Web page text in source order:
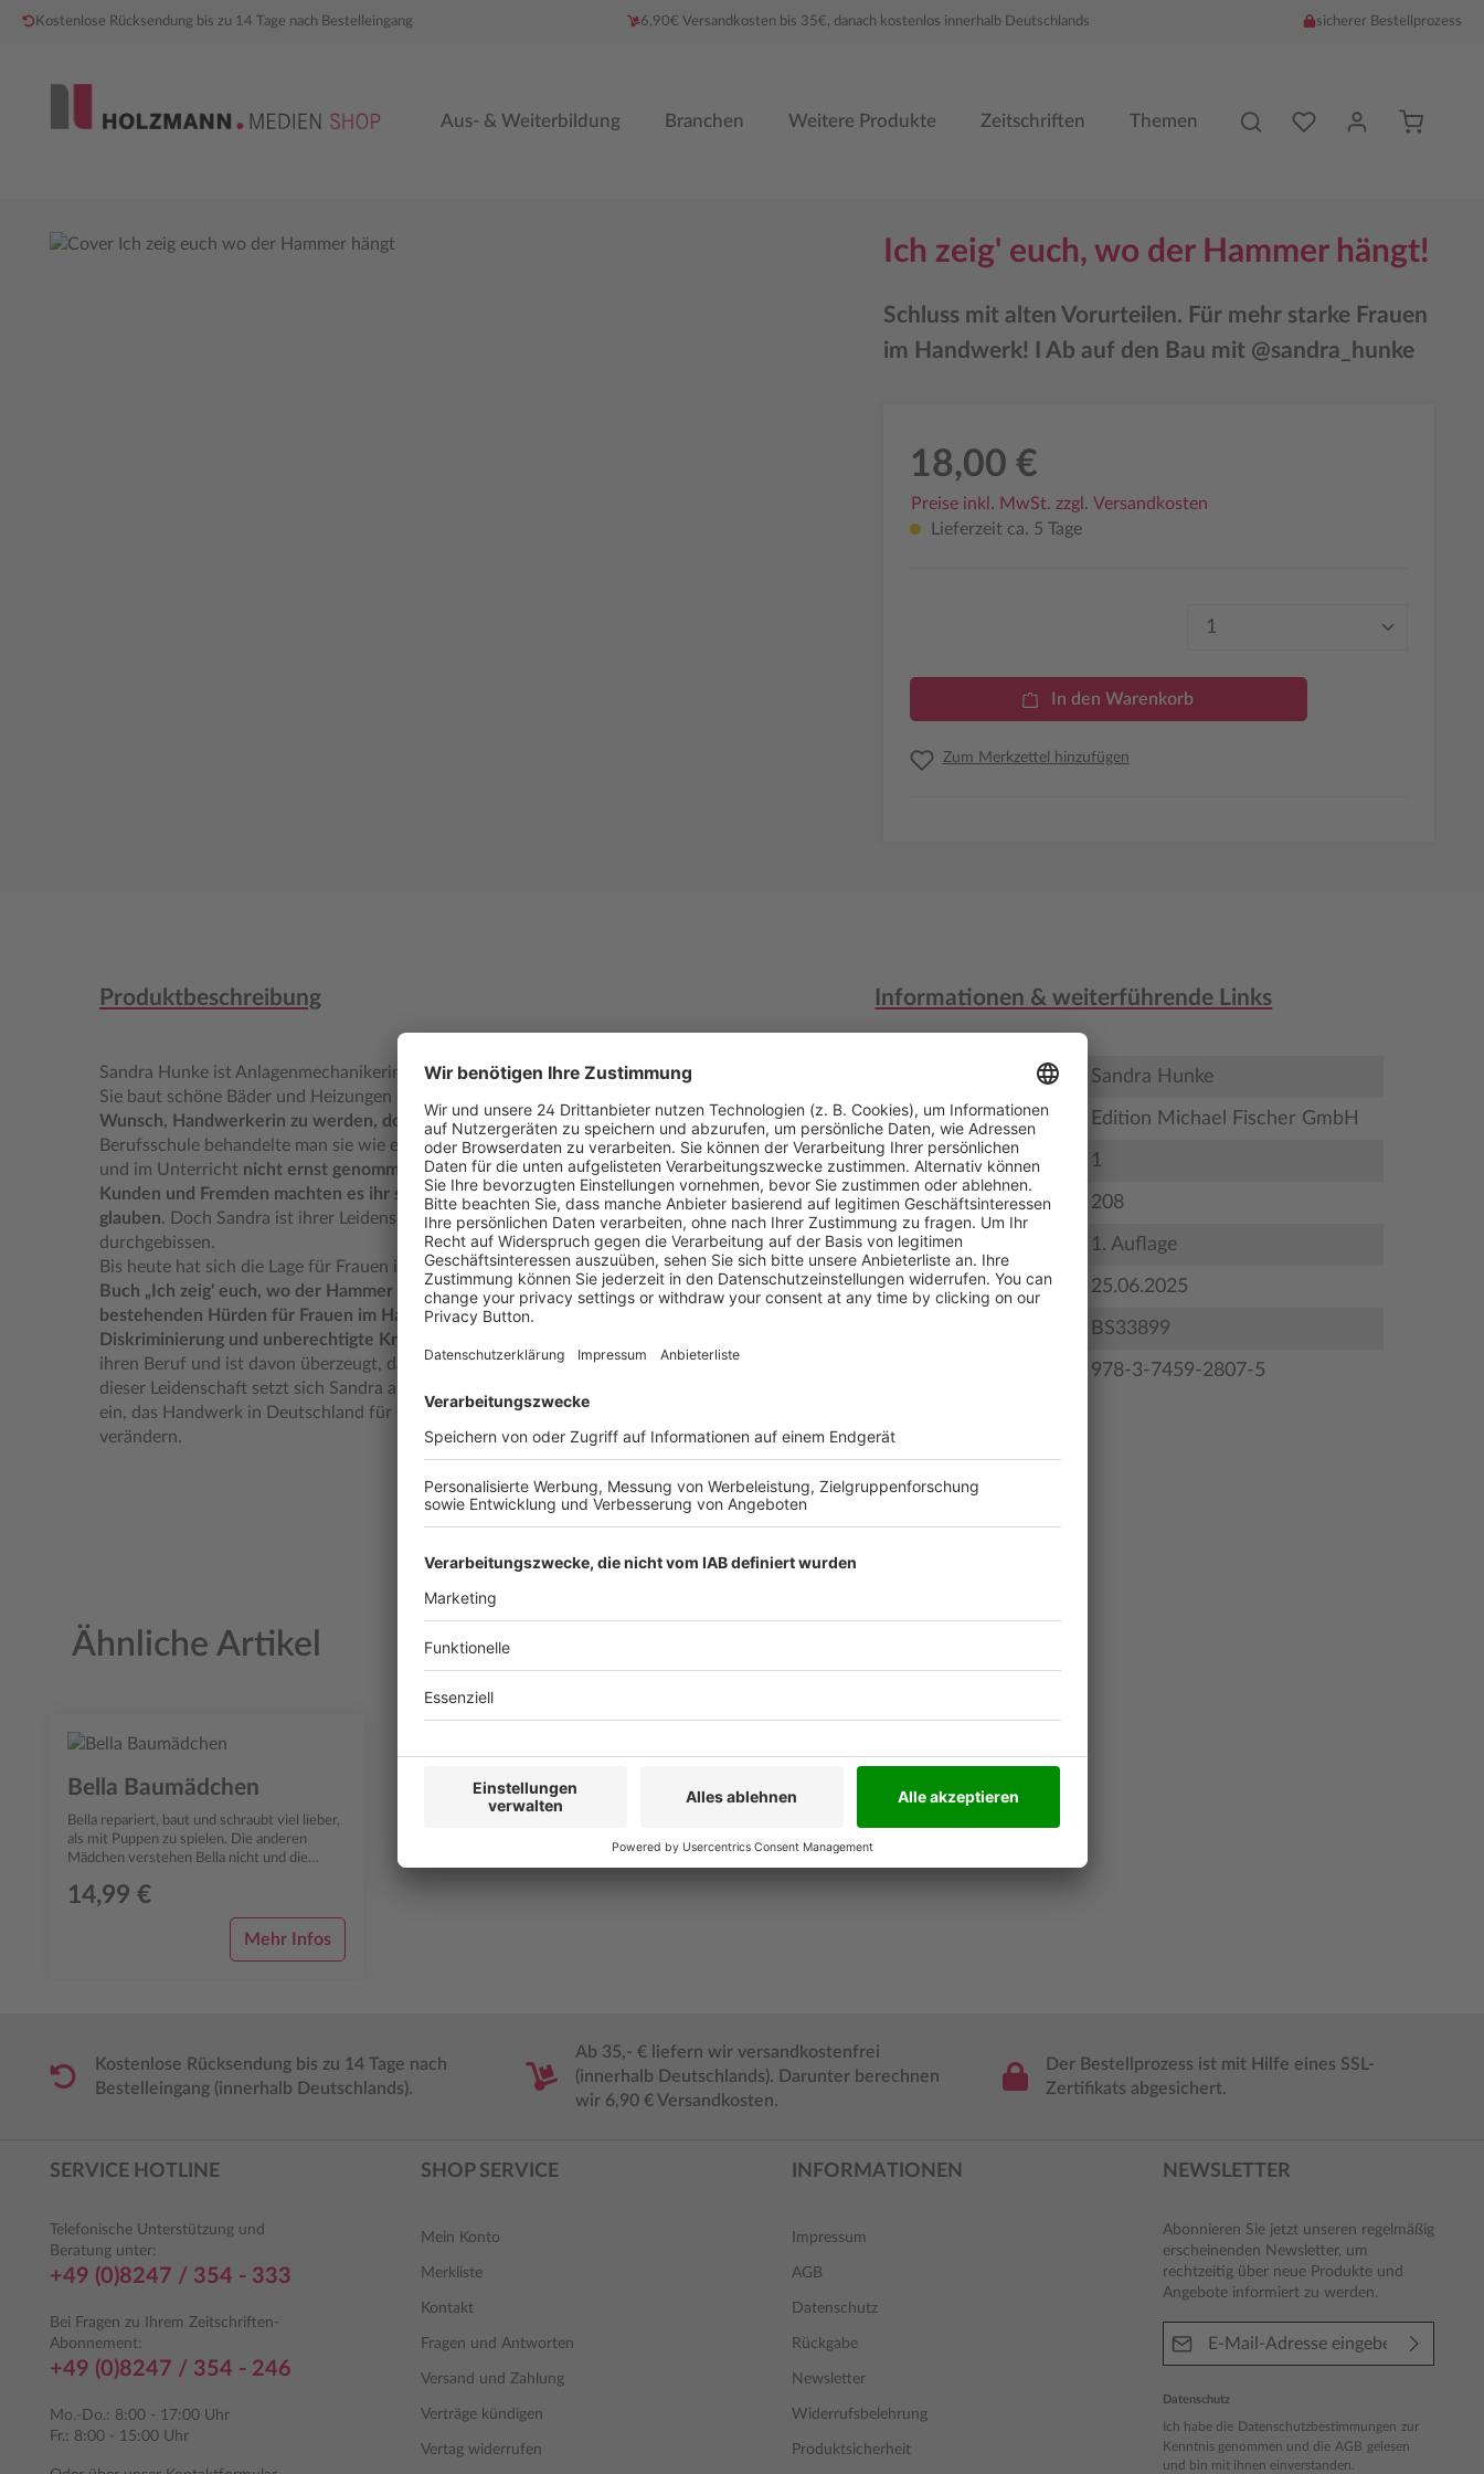
Kostenlose Rücksendung bis zu 14 Tage nach Bestelleingang 6,90€ Versandkosten bis 35€, danach kostenlos innerhalb Deutschlands sicherer Bestellprozess
Aus- & Weiterbildung Branchen Weitere Produkte Zeitschriften Themen Du hast %counter%
Bildergalerie überspringen Ich zeig' euch, wo der Hammer hängt!
Schluss mit alten Vorurteilen. Für mehr starke Frauen
im Handwerk! I Ab auf den Bau mit @sandra_hunke
18,00 €
Preise inkl. MwSt. zzgl. Versandkosten
Lieferzeit ca. 5 Tage
Produkt Anzahl: Gib
In den Warenkorb
Zum Merkzettel hinzufügen
Produktbeschreibung
Sandra Hunke ist Anlagenmechanikerin für Sanitär, Heizung und Klimatechnik.
Sie baut schöne Bäder und Heizungen ein.
Wunsch, Handwerkerin zu werden, doch der Weg dorthin war steinig: In der
Berufsschule behandelte man sie wie einen Fremdkörper, sie wurde ausgegrenzt
und im Unterricht nicht ernst genommen.
Abwertung und Kritik von Kollegen,
Kunden und Fremden machten es ihr schwer, an sich und ihre Fähigkeiten zu
glauben. Doch Sandra ist ihrer Leidenschaft treu geblieben und hat sich
durchgebissen.
Bis heute hat sich die Lage für Frauen im Handwerk kaum verbessert.In ihrem
Buch „Ich zeig' euch, wo der Hammer hängt“ zeigt sie die noch immer
bestehenden Hürden für Frauen im Handwerk auf und macht Mut, sich gegen
Diskriminierung und unberechtigte Kritik zu behaupten.
ihren Beruf und ist davon überzeugt, dass Frauen ins Handwerk gehören. Mit
dieser Leidenschaft setzt sich Sandra als
ein, das Handwerk in Deutschland für Frauen nachhaltig zum Positiven zu
verändern.
Informationen & weiterführende Links
Sandra Hunke
Verlag Edition Michael Fischer GmbH
Auflage 1
Seitenzahl 208
Auflage (Zusatztext) 1. Auflage
Erscheinungstermin 25.06.2025
BS33899
978-3-7459-2807-5
Ähnliche Artikel
Bella Baumädchen
Bella repariert, baut und schraubt viel lieber,
als mit Puppen zu spielen. Die anderen
Mädchen verstehen Bella nicht und die
14,99 €
Mehr Infos
Kostenlose Rücksendung bis zu 14 Tage nach
Bestelleingang (innerhalb Deutschlands).
Ab 35,- € liefern wir versandkostenfrei
(innerhalb Deutschlands). Darunter berechnen
wir 6,90 € Versandkosten.
Der Bestellprozess ist mit Hilfe eines SSL-
Zertifikats abgesichert.
SERVICE HOTLINE
Telefonische Unterstützung und
Beratung unter:
+49 (0)8247 / 354 - 333
Bei Fragen zu Ihrem Zeitschriften-
Abonnement:
+49 (0)8247 / 354 - 246
Mo.-Do.: 8:00 - 17:00 Uhr
Fr.: 8:00 - 15:00 Uhr
SHOP SERVICE
Mein Konto
Merkliste
Kontakt
Fragen und Antworten
Versand und Zahlung
Verträge kündigen
Vertag widerrufen
INFORMATIONEN
Impressum
AGB
Datenschutz
Rückgabe
Newsletter
Widerrufsbelehrung
Produktsicherheit
NEWSLETTER
Abonnieren Sie jetzt unseren regelmäßig
erscheinenden Newsletter, um
rechtzeitig über neue Produkte und
Angebote informiert zu werden.
Datenschutz
Ich habe die Datenschutzbestimmungen zur
Kenntnis genommen und die AGB gelesen
und bin mit ihnen einverstanden.